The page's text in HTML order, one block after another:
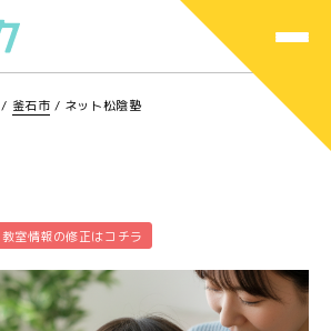
/ 釜石市 / ネット松陰塾
教室情報の修正はコチラ